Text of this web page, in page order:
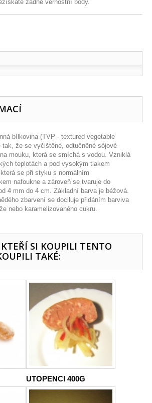
žádné věrnostní body.
bílkovina (TVP - textured vegetable
tak, že se vyčištěné, odtučněné sójové
mouku, která se smíchá s vodou. Vzniklá
teplotách a pod vysokým tlakem
se při styku s normálním
nafoukne a zároveň se tvaruje do
4 mm do 4 cm. Základní barva je béžová.
zbarvení se dociluje přidáním barviva
nebo karamelizovaného cukru.
SI KOUPILI TENTO
TAKÉ:
UTOPENCI 400G